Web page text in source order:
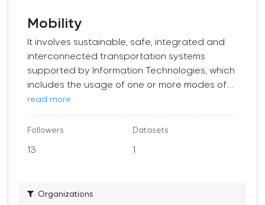
Mobility
It involves sustainable, safe, integrated and
interconnected transportation systems
supported by Information Technologies, which
includes the usage of one or more modes of...
read more
Followers
13
Datasets
1
Organizations